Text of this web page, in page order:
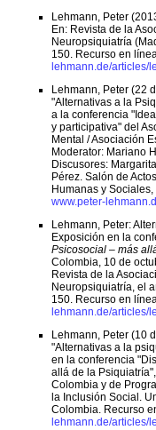
Lehmann, Peter
En: Revista de la
Neuropsiquiatría
150. Recurso en
lehmann.de/articles/
Lehmann, Peter (22
"Alternativas a la
a la conferencia
y participativa" del
Mental / Asociación
Moderator: Mariano
Discusores:
Pérez. Salón de
Humanas y
www.peter-
Lehmann, Peter:
Exposición en la
Psicosocial – más
Colombia, 10 de
Revista de la
Neuropsiquiatría, el
150. Recurso en
lehmann.de/articles/
Lehmann, Peter (10
"Alternativas a la
en la conferencia
allá de la
Colombia y de
la Inclusión Social.
Colombia. Recurso
lehmann.de/articles/